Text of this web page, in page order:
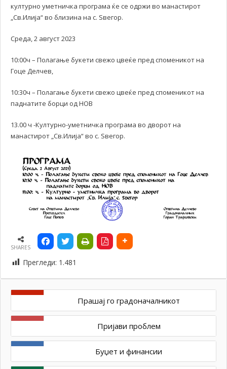
културно уметничка програма ќе се одржи во манастирот
„Св.Илија“ во близина на с. Ѕвегор.
Среда, 2 август 2023
10:00ч – Полагање букети свежо цвеќе пред споменикот на
Гоце Делчев,
10:30ч – Полагање букети свежо цвеќе пред споменикот на
паднатите борци од НОВ
13.00 ч -Културно-уметничка програма во дворот на
манастирот „Св.Илија“ во с. Ѕвегор.
SHARES
Прегледи: 1.481
Прашај го градоначалникот
Пријави проблем
Буџет и финансии